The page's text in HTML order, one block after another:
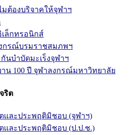
มต้องบริจาคให้จุฬาฯ
ล็กทรอนิกส์
กรณ์บรมราชสมภพฯ
นบำบัดมะเร็งจุฬาฯ
น 100 ปี จุฬาลงกรณ์มหาวิทยาลัย
ริต
และประพฤติมิชอบ (จุฬาฯ)
และประพฤติมิชอบ (ป.ป.ช.)